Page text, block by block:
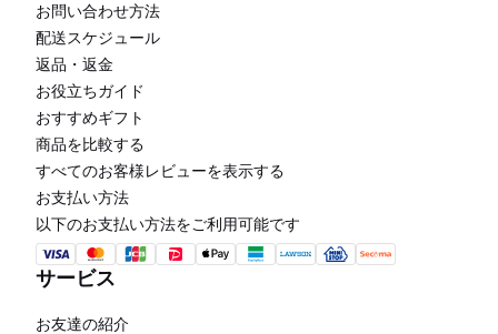
お問い合わせ方法
配送スケジュール
返品・返金
お役立ちガイド
おすすめギフト
商品を比較する
すべてのお客様レビューを表示する
お支払い方法
以下のお支払い方法をご利用可能です
サービス
お友達の紹介